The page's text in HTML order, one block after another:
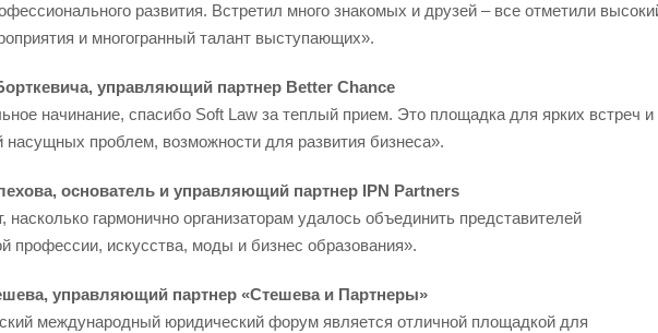
развития. Встретил много знакомых и друзей – все отметили
и многогранный талант выступающих».
управляющий партнер Better Chance
начинание, спасибо Soft Law за теплый прием. Это площадка для ярких встреч и
насущных проблем, возможности для развития бизнеса».
основатель и управляющий партнер IPN Partners
насколько гармонично организаторам удалось объединить представителей
профессии, искусства, моды и бизнес образования».
управляющий партнер «Стешева и Партнеры»
международный юридический форум является отличной площадкой для